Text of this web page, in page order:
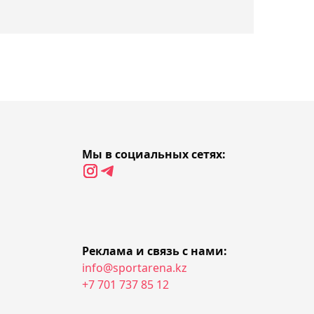
Появился видеообзор
22:12, 05 августа 2026
Соня Жиенбаева не
21:44, 05 августа 2026
Мы в социальных сетях:
Реклама и связь с нами:
info@sportarena.kz
+7 701 737 85 12